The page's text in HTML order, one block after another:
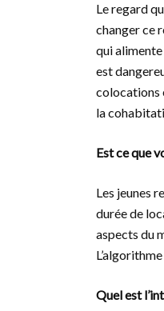
Le regard
changer ce
qui alimente
est
colocations
la
Est ce que
Les jeunes
durée de
aspects du
Quel est